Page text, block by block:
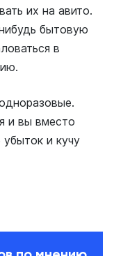
их на авито.
бытовую
в
и вы вместо
и кучу